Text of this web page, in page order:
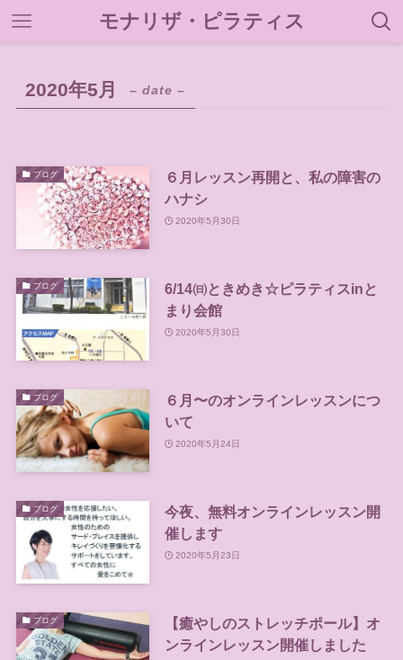
モナリザ・ピラティス
2020年5月 – date –
ブログ
６月レッスン再開と、私の障害の
ハナシ
2020年5月30日
ブログ
6/14㈰ときめき☆ピラティスinと
まり会館
2020年5月30日
ブログ
６月〜のオンラインレッスンにつ
いて
2020年5月24日
ブログ
今夜、無料オンラインレッスン開
催します
2020年5月23日
ブログ
【癒やしのストレッチポール】オ
ンラインレッスン開催しました